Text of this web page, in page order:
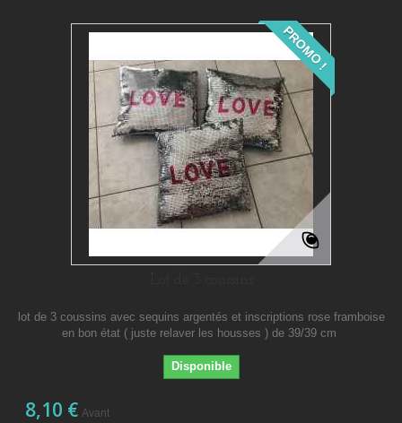
PROMO !
lot de 3 coussins avec sequins argentés et inscriptions rose framboise
en bon état ( juste relaver les housses ) de 39/39 cm
Disponible
8,10 € Avant